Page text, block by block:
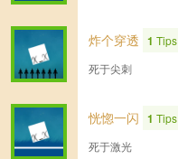
炸个穿透 1 Tips
死于尖刺
恍惚一闪 1 Tips
死于激光